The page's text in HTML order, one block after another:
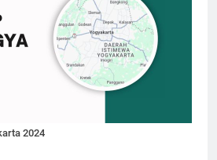
2024